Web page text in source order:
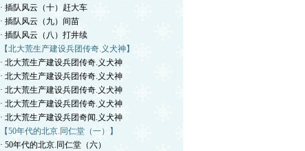
· 插队风云（十）赶大车
· 插队风云（九）间苗
· 插队风云（八）打井续
【北大荒生产建设兵团传奇.义犬神】
· 北大荒生产建设兵团传奇.义犬神
· 北大荒生产建设兵团传奇.义犬神
· 北大荒生产建设兵团传奇.义犬神
· 北大荒生产建设兵团传奇.义犬神
· 北大荒生产建设兵团奇闻.义犬神
【50年代的北京.同仁堂（一）】
· 50年代的北京.同仁堂（六）